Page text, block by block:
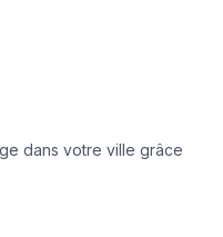
dans votre ville grâce